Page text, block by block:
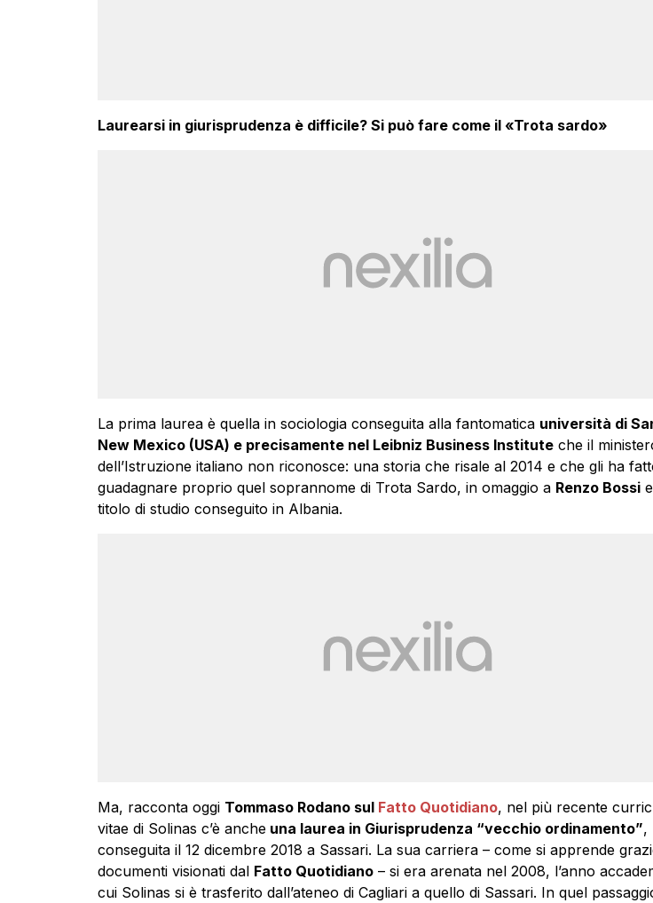
Laurearsi in giurisprudenza è difficile? Si può fare come il «Trota sardo»
La prima laurea è quella in sociologia conseguita alla fantomatica università di
New Mexico (USA) e precisamente nel Leibniz Business Instituteche il
dell’Istruzione italiano non riconosce: una storia che risale al 2014 e che gli ha
guadagnare proprio quel soprannome di Trota Sardo, in omaggio a Renzo Bossie
titolo di studio conseguito in Albania.
Ma, racconta oggi Tommaso Rodano sul Fatto Quotidiano, nel più recente
vitae di Solinas c’è ancheuna laurea in Giurisprudenza “vecchio ordinamento”,
conseguita il 12 dicembre 2018 a Sassari. La sua carriera – come si apprende
documenti visionati dal Fatto Quotidiano– si era arenata nel 2008, l’anno
cui Solinas si è trasferito dall’ateneo di Cagliari a quello di Sassari. In quel